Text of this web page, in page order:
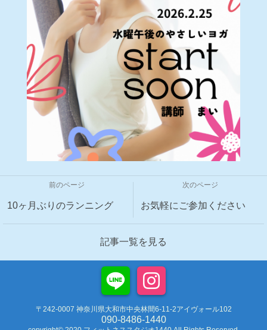
前のページ
10ヶ月ぶりのランニング
次のページ
お気軽にご参加ください
記事一覧を見る
〒242-0007 神奈川県大和市中央林間6-11-2アイヴォール102
090-8486-1440